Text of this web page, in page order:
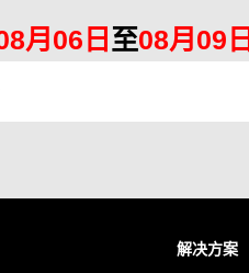
月06日 至08月09日
解决方案